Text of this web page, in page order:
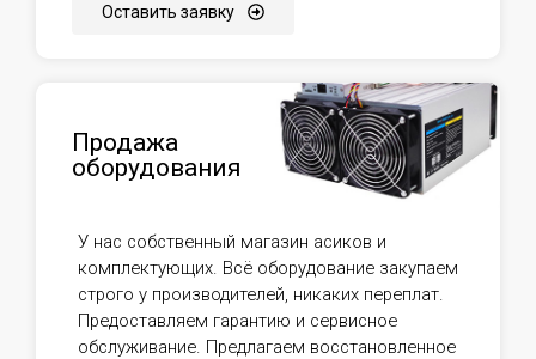
Оставить заявку
Продажа
оборудования
У нас собственный магазин асиков и
комплектующих. Всё оборудование закупаем
строго у производителей, никаких переплат.
Предоставляем гарантию и сервисное
обслуживание. Предлагаем восстановленное